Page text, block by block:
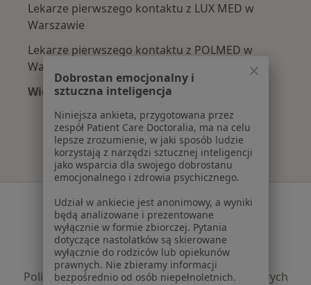
Lekarze pierwszego kontaktu z LUX MED w
Warszawie
Lekarze pierwszego kontaktu z POLMED w
Warszawie
Więcej (3)
Więcej w kategorii: Najpopularniejsze
Serwis
Regulamin
Polityka prywatności pacjentów
Polityka prywatności profesjonalistów
Polityka prywatności dla profesjonalistów, których
Dobrostan emocjonalny i
sztuczna inteligencja
Niniejsza ankieta, przygotowana przez
zespół Patient Care Doctoralia, ma na celu
lepsze zrozumienie, w jaki sposób ludzie
korzystają z narzędzi sztucznej inteligencji
jako wsparcia dla swojego dobrostanu
emocjonalnego i zdrowia psychicznego.
Udział w ankiecie jest anonimowy, a wyniki
będą analizowane i prezentowane
wyłącznie w formie zbiorczej. Pytania
dotyczące nastolatków są skierowane
wyłącznie do rodziców lub opiekunów
prawnych. Nie zbieramy informacji
bezpośrednio od osób niepełnoletnich.